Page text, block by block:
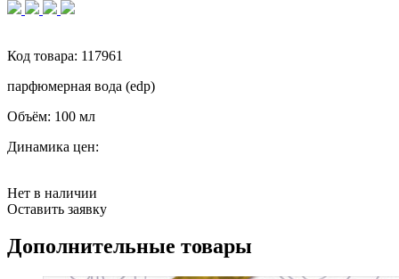
Код товара: 117961
парфюмерная вода (edp)
Объём: 100 мл
Динамика цен:
Нет в наличии
Оставить заявку
Дополнительные товары